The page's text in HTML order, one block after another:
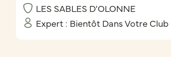
LES SABLES D'OLONNE
Expert : Bientôt Dans Votre Club